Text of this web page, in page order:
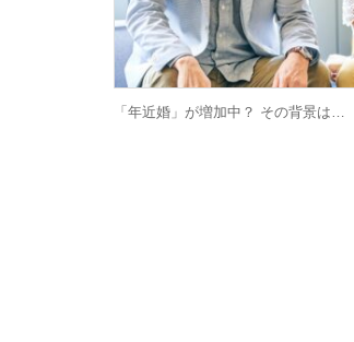
「年近婚」が増加中？ その背景は…